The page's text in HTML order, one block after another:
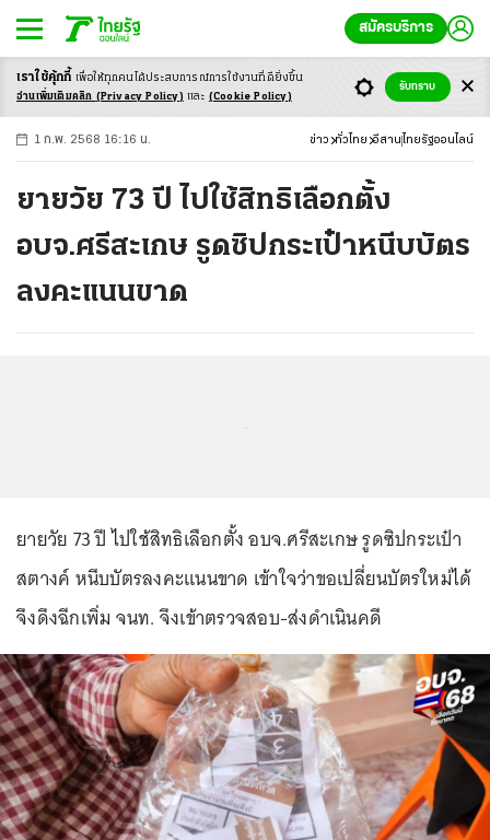
สมัครบริการ
-ก ก ก+
1 ก.พ. 2568 16:16 น. ข่าว ทั่วไทย อีสาน ไทยรัฐออนไลน์
ยายวัย 73 ปี ไปใช้สิทธิเลือกตั้ง
อบจ.ศรีสะเกษ รูดซิปกระเป๋าหนีบบัตร
ลงคะแนนขาด
ยายวัย 73 ปี ไปใช้สิทธิเลือกตั้ง อบจ.ศรีสะเกษ รูดซิปกระเป๋า
สตางค์ หนีบบัตรลงคะแนนขาด เข้าใจว่าขอเปลี่ยนบัตรใหม่ได้
จึงดึงฉีกเพิ่ม จนท. จึงเข้าตรวจสอบ-ส่งดำเนินคดี
เราใช้คุ้กกี้ เพื่อให้ทุกคนได้ประสบการณ์การใช้งานที่ดียิ่งขึ้น
อ่านเพิ่มเติมคลิก (Privacy Policy) และ (Cookie Policy)
รับทราบ